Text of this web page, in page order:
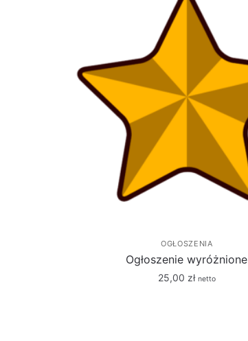
OGŁOSZENIA
Ogłoszenie wyróżnione
25,00 zł netto